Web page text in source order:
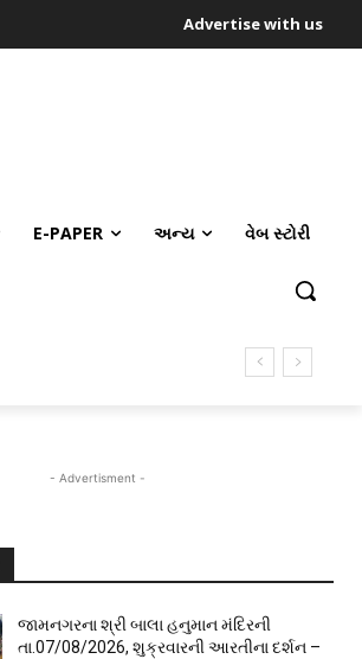
Advertise with us
E-PAPER અન્ય વેબ સ્ટોરી
- Advertisment -
જામનગરના શ્રી બાલા હનુમાન મંદિરની
તા.07/08/2026, શુક્રવારની આરતીના દર્શન –